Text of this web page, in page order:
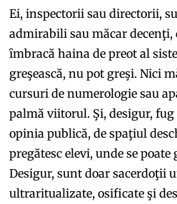
Ei, inspectorii sau directorii,
admirabili sau măcar decenţi,
ȋmbracă haina de preot al
greşească, nu pot greşi. Nici
cursuri de numerologie sau
palmă viitorul. Şi, desigur, fug
opinia publică, de spaţiul
pregătesc elevi, unde se poate
Desigur, sunt doar sacerdoţii
ultraritualizate, osificate şi